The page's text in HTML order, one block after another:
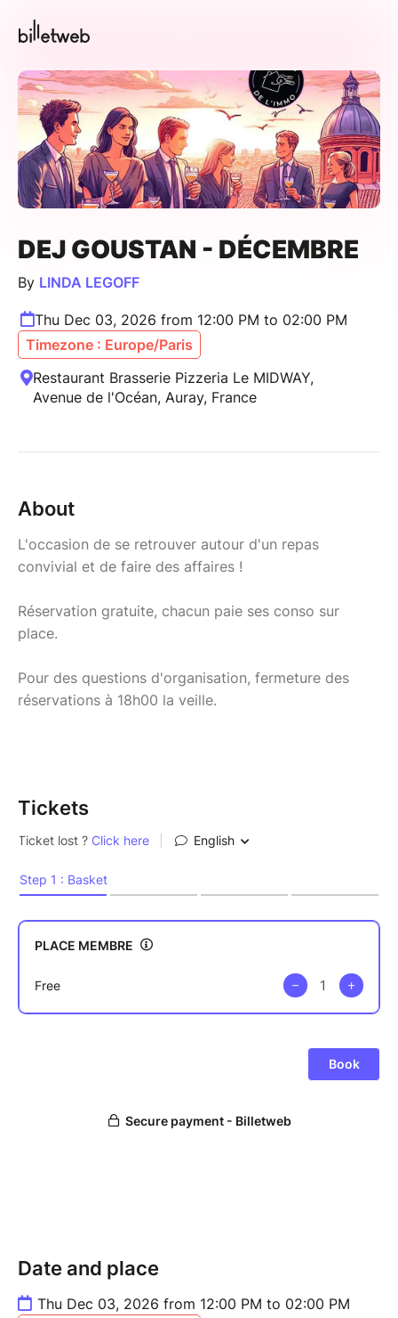
DEJ GOUSTAN - DÉCEMBRE
By LINDA LEGOFF
Thu Dec 03, 2026 from 12:00 PM to 02:00 PM
Timezone : Europe/Paris
Restaurant Brasserie Pizzeria Le MIDWAY,
Avenue de l'Océan, Auray, France
About
L'occasion de se retrouver autour d'un repas
convivial et de faire des affaires !
Réservation gratuite, chacun paie ses conso sur
place.
Pour des questions d'organisation, fermeture des
réservations à 18h00 la veille.
Tickets
Date and place
Thu Dec 03, 2026 from 12:00 PM to 02:00 PM